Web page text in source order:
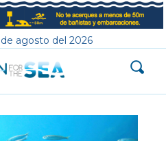
agosto del 2026